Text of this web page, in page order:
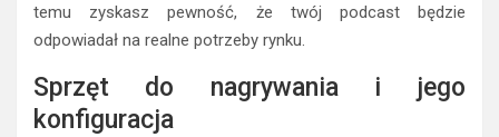
temu zyskasz pewność, że twój podcast będzie
odpowiadał na realne potrzeby rynku.
Sprzęt do nagrywania i jego
konfiguracja